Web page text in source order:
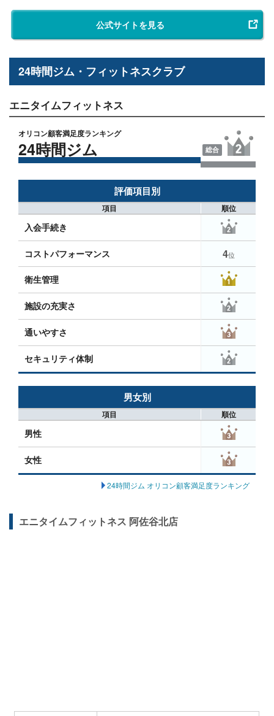
公式サイトを見る
24時間ジム・フィットネスクラブ
エニタイムフィットネス
オリコン顧客満足度ランキング
24時間ジム 総合
評価項目別
項目 順位
入会手続き
コストパフォーマンス 4位
衛生管理
施設の充実さ
通いやすさ
セキュリティ体制
男女別
項目 順位
男性
女性
24時間ジム オリコン顧客満足度ランキング
エニタイムフィットネス 阿佐谷北店